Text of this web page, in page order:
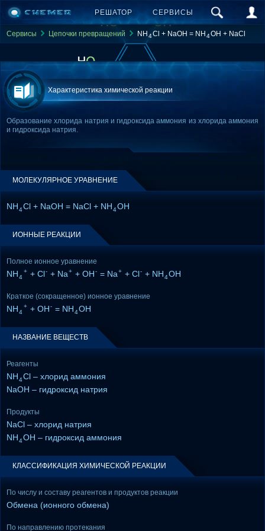
РЕШАТОР СЕРВИСЫ
Сервисы Цепочки превращений NH 4Cl + NaOH = NH 4OH + NaCl
Характеристика химической реакции
Образование хлорида натрия и гидроксида аммония из хлорида аммония
и гидроксида натрия.
МОЛЕКУЛЯРНОЕ УРАВНЕНИЕ
NH4Cl + NaOH = NaCl + NH4OH
ИОННЫЕ РЕАКЦИИ
Полное ионное уравнение
NH4
+ + Cl- + Na+ + OH- = Na+ + Cl- + NH4OH
Краткое (сокращенное) ионное уравнение
NH4
+ + OH- = NH4OH
НАЗВАНИЕ ВЕЩЕСТВ
Реагенты
NH4Cl – хлорид аммония
NaOH – гидроксид натрия
Продукты
NaCl – хлорид натрия
NH4OH – гидроксид аммония
КЛАССИФИКАЦИЯ ХИМИЧЕСКОЙ РЕАКЦИИ
По числу и составу реагентов и продуктов реакции
Обмена (ионного обмена)
По направлению протекания